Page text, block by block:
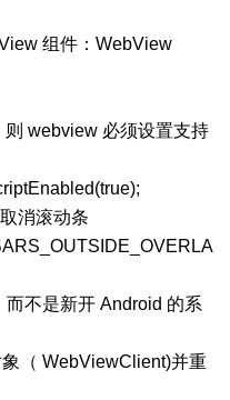
组件：WebView
webview 必须设置支持
消滚动条
不是新开 Android 的系
（ WebViewClient)并重